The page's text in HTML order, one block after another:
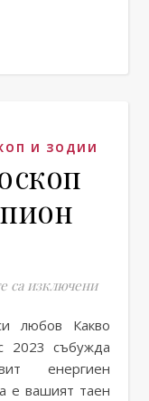
И ЗОДИИ
са изключениза
2023 събужда
енергиен
е вашият таен